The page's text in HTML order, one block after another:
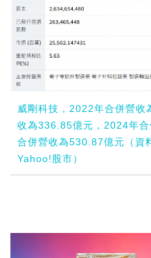
威剛科技，2022年合併營
收為336.85億元，2024年
合併營收為530.87億元（資
Yahoo!股市）